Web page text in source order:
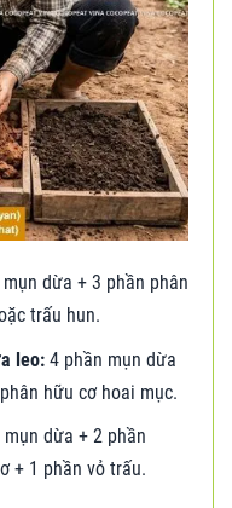
dừa + 3 phần phân
trấu hun.
leo:4 phần mụn dừa
hữu cơ hoai mục.
dừa + 2 phần
+ 1 phần vỏ trấu.